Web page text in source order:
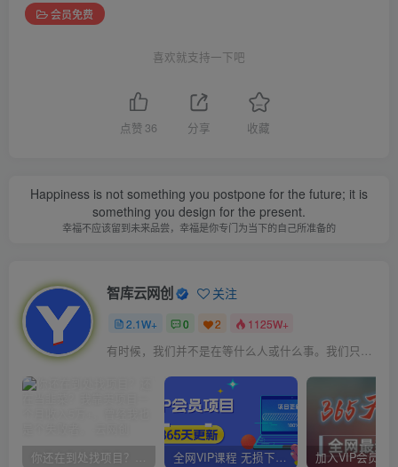
会员免费
喜欢就支持一下吧
点赞 36 分享 收藏
Happiness is not something you postpone for the future; it is
something you design for the present.
幸福不应该留到未来品尝，幸福是你专门为当下的自己所准备的
智库云网创 关注
2.1W+ 0 2 1125W+
有时候，我们并不是在等什么人或什么事。我们只是在静待岁月改变自己
你还在到处找项目？还在当韭菜？我靠卖项目一个月收入5万+，曾经我也是个失败者。 全网VIP课程 无损下载~